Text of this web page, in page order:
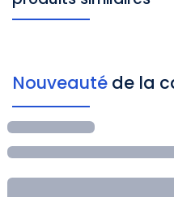
Nouveauté de la